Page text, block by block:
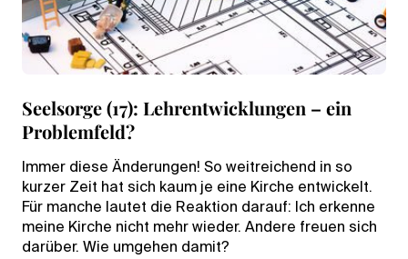
Seelsorge (17): Lehrentwicklungen – ein
Problemfeld?
Immer diese Änderungen! So weitreichend in so
kurzer Zeit hat sich kaum je eine Kirche entwickelt.
Für manche lautet die Reaktion darauf: Ich erkenne
meine Kirche nicht mehr wieder. Andere freuen sich
darüber. Wie umgehen damit?